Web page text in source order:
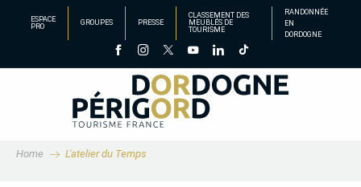
principal
ESPACE
PRO
GROUPES PRESSE
CLASSEMENT DES
MEUBLÉS DE
TOURISME
RANDONNÉE
EN
DORDOGNE
Home L'atelier du Temps